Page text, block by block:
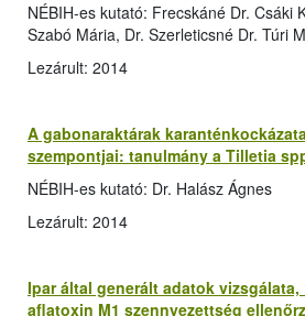
NÉBIH-es kutató: Frecskáné Dr. Csáki
Szabó Mária, Dr. Szerleticsné Dr. Túri
Lezárult: 2014
A gabonaraktárak
szempontjai: tanulmány a Tilletia
NÉBIH-es kutató: Dr. Halász Ágnes
Lezárult: 2014
Ipar által generált adatok vizsgálata,
aflatoxin M1 szennyezettség